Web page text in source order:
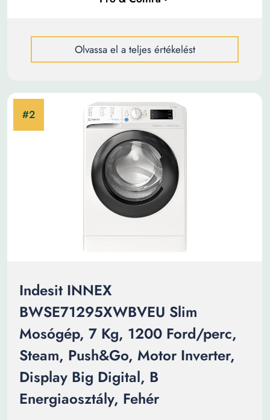
Olvassa el a teljes értékelést
Indesit INNEX
BWSE71295XWBVEU Slim
Mosógép, 7 Kg, 1200 Ford/perc,
Steam, Push&Go, Motor Inverter,
Display Big Digital, B
Energiaosztály, Fehér